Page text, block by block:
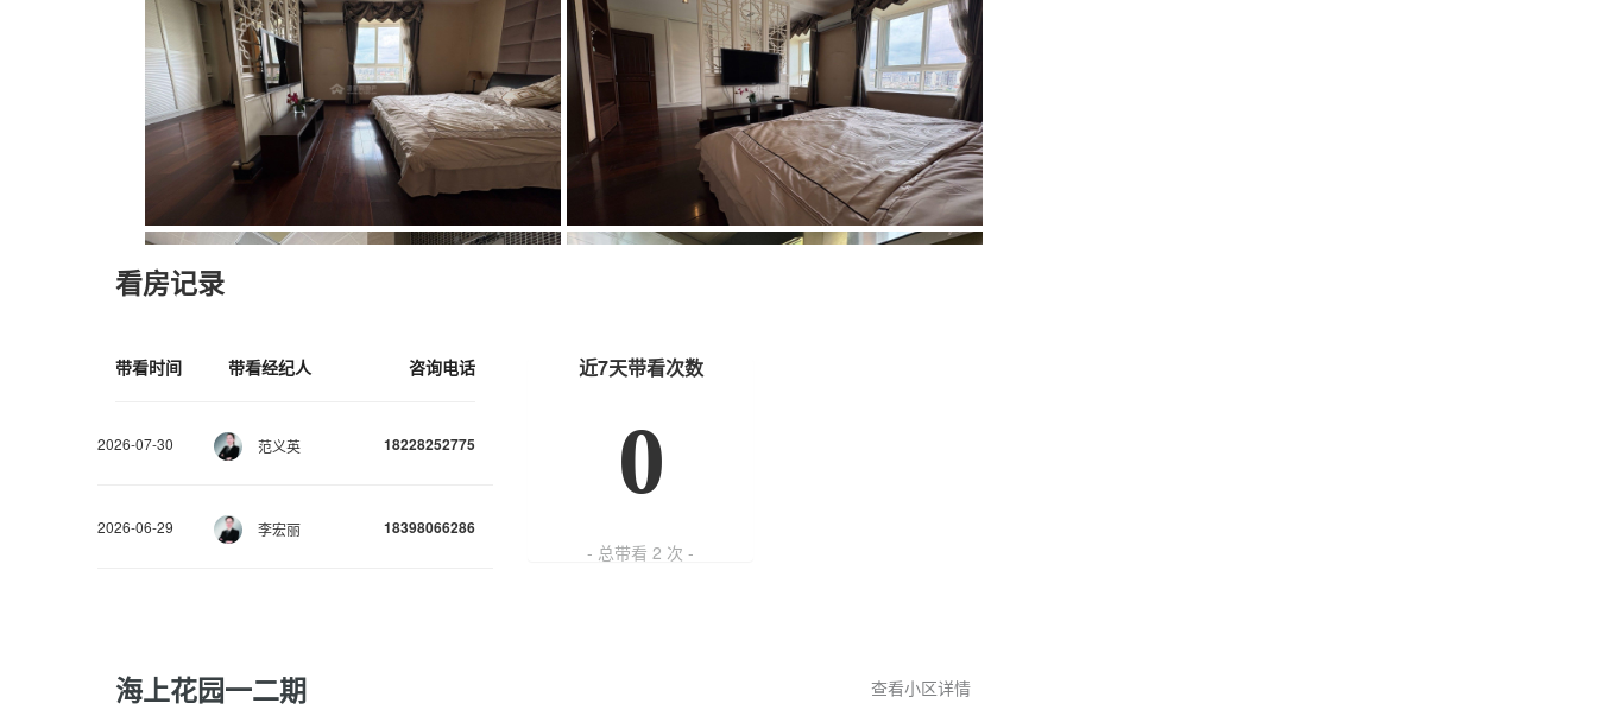
看房记录
带看时间 带看经纪人 咨询电话
2026-07-30 范义英 18228252775
2026-06-29 李宏丽 18398066286
近7天带看次数
0
- 总带看 2 次 -
海上花园一二期 查看小区详情